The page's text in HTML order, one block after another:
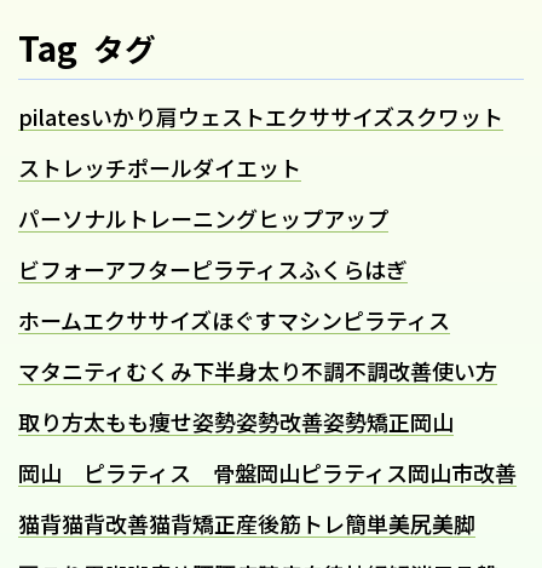
Tag タグ
pilatesいかり肩ウェストエクササイズスクワット
ストレッチポールダイエット
パーソナルトレーニングヒップアップ
ビフォーアフターピラティスふくらはぎ
ホームエクササイズほぐすマシンピラティス
マタニティむくみ下半身太り不調不調改善使い方
取り方太もも痩せ姿勢姿勢改善姿勢矯正岡山
岡山 ピラティス 骨盤岡山ピラティス岡山市改善
猫背猫背改善猫背矯正産後筋トレ簡単美尻美脚